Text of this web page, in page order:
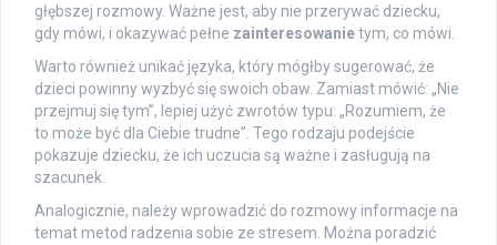
głębszej rozmowy. Ważne jest, aby nie przerywać dziecku,
gdy mówi, i okazywać pełne zainteresowanietym, co mówi.
Warto również unikać języka, który mógłby sugerować, że
dzieci powinny wyzbyć się swoich obaw. Zamiast mówić: „Nie
przejmuj się tym”, lepiej użyć zwrotów typu: „Rozumiem, że
to może być dla Ciebie trudne”. Tego rodzaju podejście
pokazuje dziecku, że ich uczucia są ważne i zasługują na
szacunek.
Analogicznie, należy wprowadzić do rozmowy informacje na
temat metod radzenia sobie ze stresem. Można poradzić